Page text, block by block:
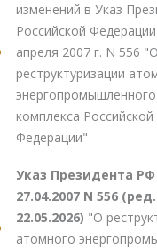
изменений в Указ
Российской
апреля 2007 г. N 556 "О
реструктуризации
энергопромышленного
комплекса Российской
Федерации"
Указ Президента РФ
27.04.2007 N 556
22.05.2026) "О
атомного